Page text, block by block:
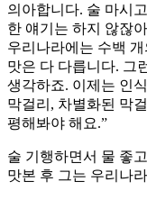
의아합니다. 술 마시
한 얘기는 하지 않잖
우리나라에는 수백
맛은 다 다릅니다. 그
생각하죠. 이제는 인
막걸리, 차별화된 막
평해봐야 해요.”
술 기행하면서 물 좋
맛본 후 그는 우리나